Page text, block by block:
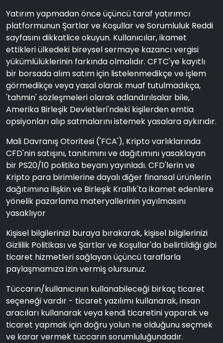
Yatırım yapmadan önce üçüncü taraf yatırımcı
platformunun Şartlar ve Koşullar ve Sorumluluk Reddi
sayfasını dikkatlice okuyun. Kullanıcılar, ikamet
ettikleri ülkedeki bireysel sermaye kazancı vergisi
yükümlülüklerinin farkında olmalıdır. CFTC'ye kayıtlı
bir borsada alım satım için listelenmedikçe ve işlem
görmedikçe veya yasal olarak muaf tutulmadıkça,
'tahmin' sözleşmeleri olarak adlandırılsalar bile,
Amerika Birleşik Devletleri'ndeki kişilerden emtia
opsiyonları alıp satmalarını istemek yasalara aykırıdır.
Mali Davranış Otoritesi ('FCA'), Kripto varlıklarında
CFD'nin satışını, tanıtımını ve dağıtımını yasaklayan
bir PS20/10 politika beyanı yayınladı. CFD'lerin ve
Kripto para birimlerine dayalı diğer finansal ürünlerin
dağıtımına ilişkin ve Birleşik Krallık'ta ikamet edenlere
yönelik pazarlama materyallerinin yayılmasını
yasaklıyor
Kişisel bilgilerinizi buraya bırakarak, kişisel bilgilerinizi
Gizlilik Politikası ve Şartlar ve Koşullar'da belirtildiği gibi
ticaret hizmetleri sağlayan üçüncü taraflarla
paylaşmamıza izin vermiş olursunuz.
Tüccarın/kullanıcının kullanabileceği birkaç ticaret
seçeneği vardır - ticaret yazılımı kullanarak, insan
aracıları kullanarak veya kendi ticaretini yaparak ve
ticaret yapmak için doğru yolun ne olduğunu seçmek
ve karar vermek tüccarın sorumluluğundadır.